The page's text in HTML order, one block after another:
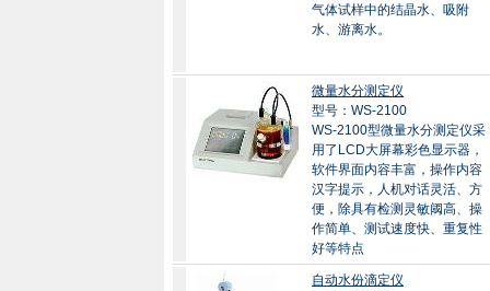
气体试样中的结晶水、吸附
水、游离水。
微量水分测定仪
型号：WS-2100
WS-2100型微量水分测定仪采
用了LCD大屏幕彩色显示器，
软件界面内容丰富，操作内容
汉字提示，人机对话灵活、方
便，除具有检测灵敏阈高、操
作简单、测试速度快、重复性
好等特点
自动水份滴定仪